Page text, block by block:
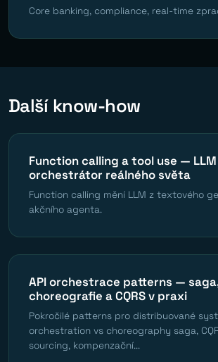
Core banking, compliance, real-time
Další know-how
Function calling a tool use —
orchestrátor reálného světa
Function calling mění LLM z textového
akčního agenta.
API orchestrace patterns —
choreografie a CQRS v praxi
Pokročilé patterns pro distribuované
orchestration vs choreography saga,
sourcing, kompenzační...